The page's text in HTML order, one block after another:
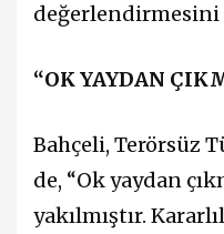
değerlendirmesini
“OK YAYDAN
Bahçeli, Terörsüz
de, “Ok yaydan
yakılmıştır.